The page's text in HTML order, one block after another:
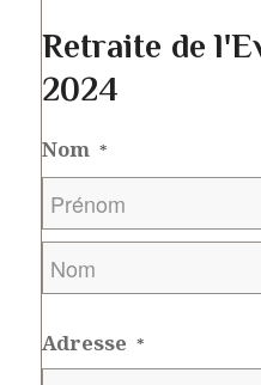
Retraite de
2024
Nom *
Prénom
Adresse *